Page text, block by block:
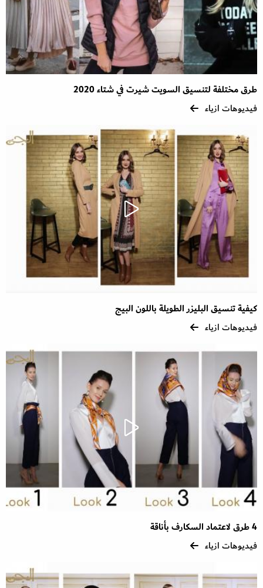
طرق مختلفة لتنسيق السويت شيرت في شتاء 2020
فيديوهات ازياء
كيفية تنسيق البليزر الطويلة باللون البيج
فيديوهات ازياء
4 طرق لاعتماد السكارف بأناقة
فيديوهات ازياء